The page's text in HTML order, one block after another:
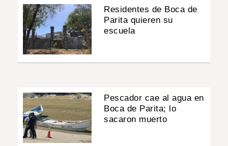
Residentes de Boca de
Parita quieren su
escuela
Pescador cae al agua en
Boca de Parita; lo
sacaron muerto